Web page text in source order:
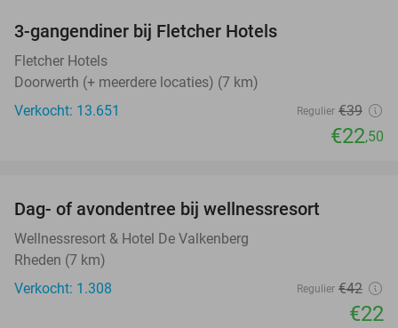
3-gangendiner bij Fletcher Hotels
Fletcher Hotels
Doorwerth (+ meerdere locaties) (7 km)
Verkocht: 13.651
Regulier €39
€22,50
Dag- of avondentree bij wellnessresort
Wellnessresort & Hotel De Valkenberg
Rheden (7 km)
Verkocht: 1.308
Regulier €42
€22